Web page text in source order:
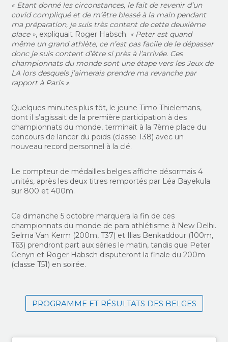
« Etant donné les circonstances, le fait de revenir d’un
covid compliqué et de m’être blessé à la main pendant
ma préparation, je suis très content de cette deuxième
place », expliquait Roger Habsch. « Peter est quand
même un grand athlète, ce n’est pas facile de le dépasser
donc je suis content d’être si près à l’arrivée. Ces
championnats du monde sont une étape vers les Jeux de
LA lors desquels j’aimerais prendre ma revanche par
rapport à Paris ».
Quelques minutes plus tôt, le jeune Timo Thielemans,
dont il s’agissait de la première participation à des
championnats du monde, terminait à la 7ème place du
concours de lancer du poids (classe T38) avec un
nouveau record personnel à la clé.
Le compteur de médailles belges affiche désormais 4
unités, après les deux titres remportés par Léa Bayekula
sur 800 et 400m.
Ce dimanche 5 octobre marquera la fin de ces
championnats du monde de para athlétisme à New Delhi.
Selma Van Kerm (200m, T37) et Ilias Benkaddour (100m,
T63) prendront part aux séries le matin, tandis que Peter
Genyn et Roger Habsch disputeront la finale du 200m
(classe T51) en soirée.
PROGRAMME ET RÉSULTATS DES BELGES